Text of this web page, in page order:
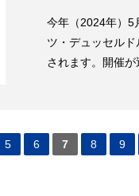
今年（2024年）5
ツ・デュッセル
されます。開催が
5 6 7 8 9